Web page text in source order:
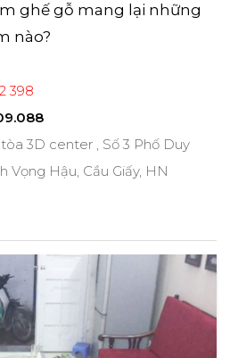
ghế gỗ mang lại những
nào?
398
3D center , Số 3 Phố Duy
Vọng Hậu, Cầu Giấy, HN